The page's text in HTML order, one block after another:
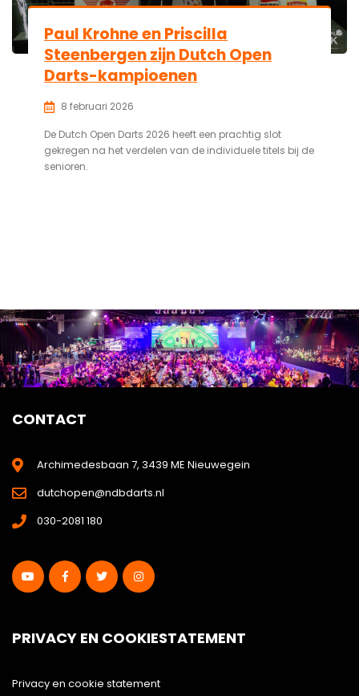
Paul Krohne en Priscilla
Steenbergen zijn Dutch Open
Darts-kampioenen
8 februari 2026
De Dutch Open Darts 2026 heeft een prachtig slot
gekregen na het verdelen van de individuele titels bij de
senioren.
CONTACT
Archimedesbaan 7, 3439 ME Nieuwegein
dutchopen@ndbdarts.nl
030-2081 180
PRIVACY EN COOKIESTATEMENT
Privacy en cookie statement